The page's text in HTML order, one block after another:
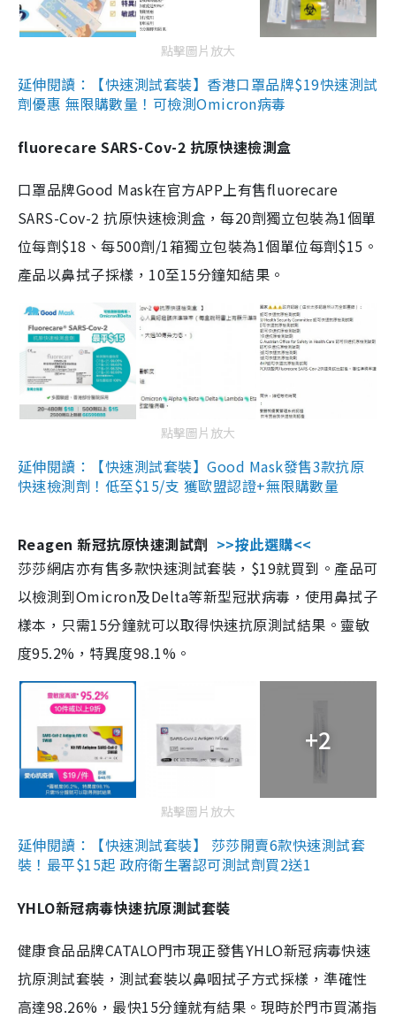
點擊圖片放大
延伸閱讀：【快速測試套裝】香港口罩品牌$19快速測試
劑優惠 無限購數量！可檢測Omicron病毒
fluorecare SARS-Cov-2 抗原快速檢測盒
口罩品牌Good Mask在官方APP上有售fluorecare
SARS-Cov-2 抗原快速檢測盒，每20劑獨立包裝為1個單
位每劑$18、每500劑/1箱獨立包裝為1個單位每劑$15。
產品以鼻拭子採樣，10至15分鐘知結果。
點擊圖片放大
延伸閱讀：【快速測試套裝】Good Mask發售3款抗原
快速檢測劑！低至$15/支 獲歐盟認證+無限購數量
Reagen 新冠抗原快速測試劑 >>按此選購<<
莎莎網店亦有售多款快速測試套裝，$19就買到。產品可
以檢測到Omicron及Delta等新型冠狀病毒，使用鼻拭子
樣本，只需15分鐘就可以取得快速抗原測試結果。靈敏
度95.2%，特異度98.1%。
+2
點擊圖片放大
延伸閱讀：【快速測試套裝】 莎莎開賣6款快速測試套
裝！最平$15起 政府衛生署認可測試劑買2送1
YHLO新冠病毒快速抗原測試套裝
健康食品品牌CATALO門市現正發售YHLO新冠病毒快速
抗原測試套裝，測試套裝以鼻咽拭子方式採樣，準確性
高達98.26%，最快15分鐘就有結果。現時於門市買滿指